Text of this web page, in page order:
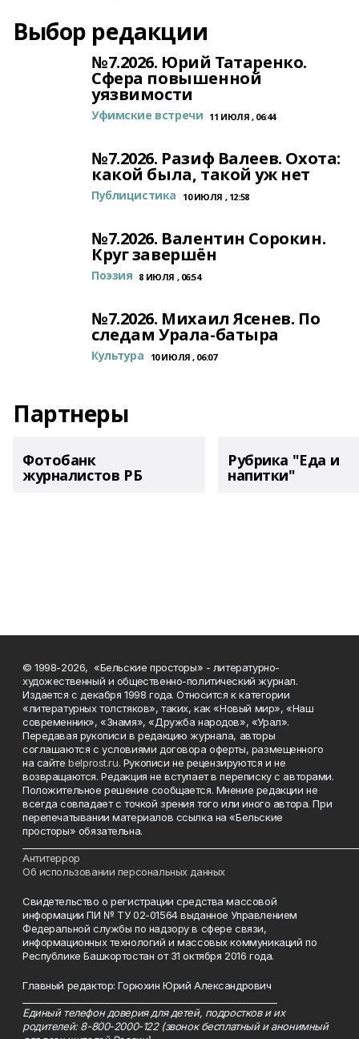
Выбор редакции
№7.2026. Юрий Татаренко.
Сфера повышенной
уязвимости
Уфимские встречи 11 ИЮЛЯ , 06:44
№7.2026. Разиф Валеев. Охота:
какой была, такой уж нет
Публицистика 10 ИЮЛЯ , 12:58
№7.2026. Валентин Сорокин.
Круг завершён
Поэзия 8 ИЮЛЯ , 06:54
№7.2026. Михаил Ясенев. По
следам Урала-батыра
Культура 10 ИЮЛЯ , 06:07
Партнеры
Фотобанк
журналистов РБ
Рубрика "Еда и
напитки"
© 1998-2026, «Бельские просторы» - литературно-
художественный и общественно-политический журнал.
Издается с декабря 1998 года. Относится к категории
«литературных толстяков», таких, как «Новый мир», «Наш
современник», «Знамя», «Дружба народов», «Урал».
Передавая рукописи в редакцию журнала, авторы
соглашаются с условиями договора оферты, размещенного
на сайтеbelprost.ru. Рукописи не рецензируются и не
возвращаются. Редакция не вступает в переписку с авторами.
Положительное решение сообщается. Мнение редакции не
всегда совпадает с точкой зрения того или иного автора. При
перепечатывании материалов ссылка на «Бельские
просторы» обязательна.
Антитеррор
Об использовании персональных данных
Свидетельство о регистрации средства массовой
информации ПИ № ТУ 02-01564 выданное Управлением
Федеральной службы по надзору в сфере связи,
информационных технологий и массовых коммуникаций по
Республике Башкортостан от 31 октября 2016 года.
Главный редактор: Горюхин Юрий Александрович
Единый телефон доверия для детей, подростков и их
родителей: 8-800-2000-122 (звонок бесплатный и анонимный